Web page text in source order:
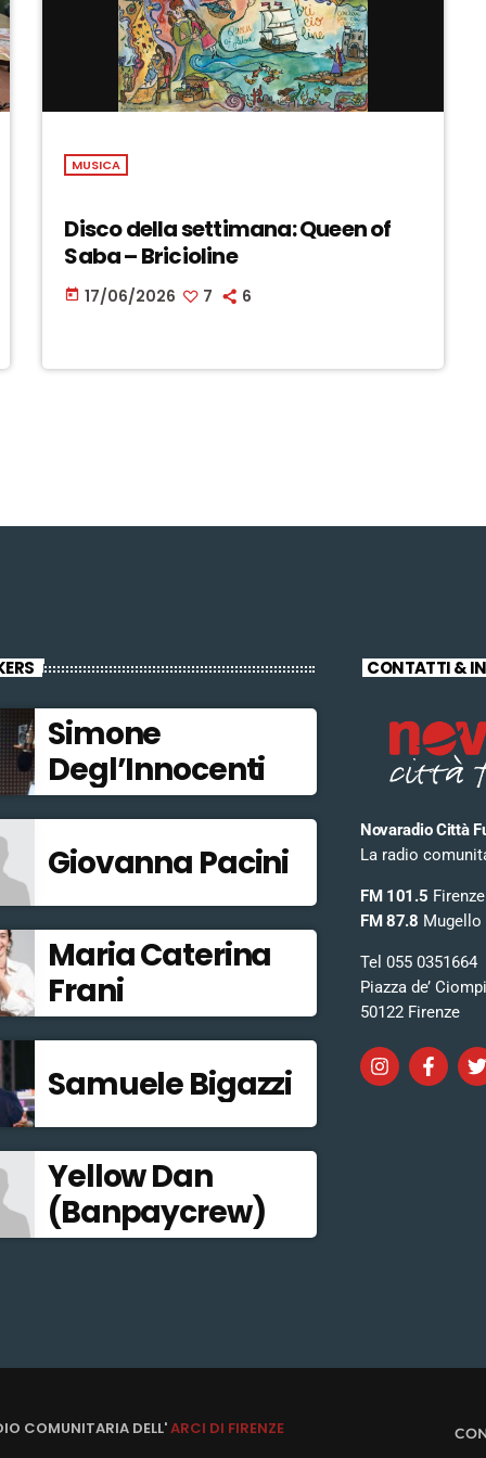
MUSICA
Disco della settimana: Queen of
Saba – Bricioline
today 17/06/2026 7 6
Simone
Degl’Innocenti
Giovanna Pacini
Maria Caterina
Frani
Samuele Bigazzi
Yellow Dan
(Banpaycrew)
CONTATTI &
Novaradio Città
La radio
FM 101.5
FM 87.8 Mugello
Tel 055 0351664
Piazza de’
50122 Firenze
COMUNITARIA DELL'ARCI DI FIRENZE